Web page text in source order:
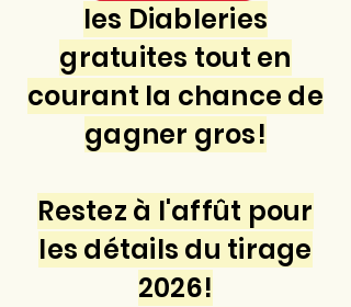
les Diableries
gratuites tout en
courant la chance de
gagner gros!
Restez à l'affût pour
les détails du tirage
2026!